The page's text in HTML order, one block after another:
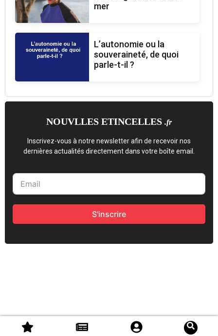
mer
L’autonomie ou la
souveraineté, de quoi
parle-t-il ?
NOUVLLES ETINCELLES .fr
Inscrivez-vous à notre newsletter afin de recevoir nos
dernières actualités directement dans votre boîte email.
S'inscrire